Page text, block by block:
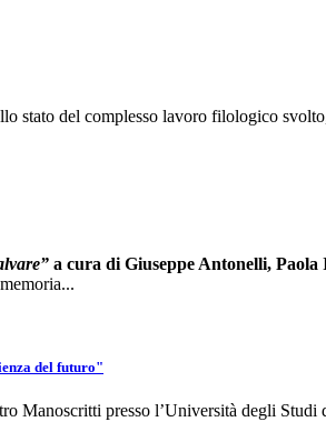
stato del complesso lavoro filologico
a cura di Giuseppe Antonelli, Paola
del futuro"
Manoscritti presso l’Università degli Studi